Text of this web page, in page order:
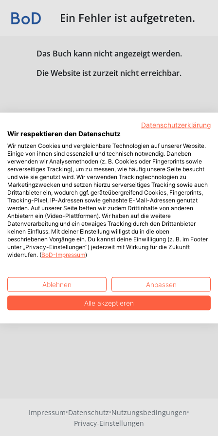
Ein Fehler ist aufgetreten.
Das Buch kann nicht angezeigt werden.
Die Website ist zurzeit nicht erreichbar.
Impressum·Datenschutz·Nutzungsbedingungen·
Privacy-Einstellungen
Datenschutzerklärung
Wir respektieren den Datenschutz
Wir nutzen Cookies und vergleichbare Technologien auf unserer Website.
Einige von ihnen sind essenziell und technisch notwendig. Daneben
verwenden wir Analysemethoden (z. B. Cookies oder Fingerprints sowie
serverseitiges Tracking), um zu messen, wie häufig unsere Seite besucht
und wie sie genutzt wird. Wir verwenden Trackingtechnologien zu
Marketingzwecken und setzen hierzu serverseitiges Tracking sowie auch
Drittanbieter ein, wodurch ggf. geräteübergreifend Cookies, Fingerprints,
Tracking-Pixel, IP-Adressen sowie gehashte E-Mail-Adressen genutzt
werden. Auf unserer Seite betten wir zudem Drittinhalte von anderen
Anbietern ein (Video-Plattformen). Wir haben auf die weitere
Datenverarbeitung und ein etwaiges Tracking durch den Drittanbieter
keinen Einfluss. Mit deiner Einstellung willigst du in die oben
beschriebenen Vorgänge ein. Du kannst deine Einwilligung (z. B. im Footer
unter „Privacy-Einstellungen“) jederzeit mit Wirkung für die Zukunft
widerrufen. (BoD-Impressum)
Ablehnen Anpassen
Alle akzeptieren